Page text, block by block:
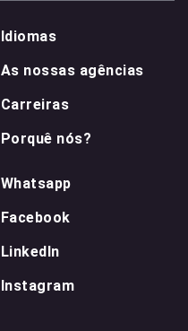
Idiomas
As nossas agências
Carreiras
Porquê nós?
Whatsapp
Facebook
LinkedIn
Instagram